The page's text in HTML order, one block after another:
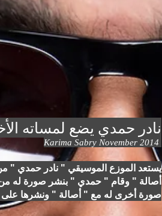
نادر حمدي يضع لمساته
يستعد الموزع الموسيقي " نادر حمدي " من
أصالة " وقام " حمدي " بنشر صورة له من
صورة أخرى له مع " أصالة " ونشرها على